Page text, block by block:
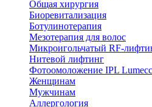
Общая хирургия
Биоревитализация
Ботулинотерапия
Мезотерапия для волос
Микроигольчатый RF-
Нитевой лифтинг
Фотоомоложение IPL
Женщинам
Мужчинам
Аллергология